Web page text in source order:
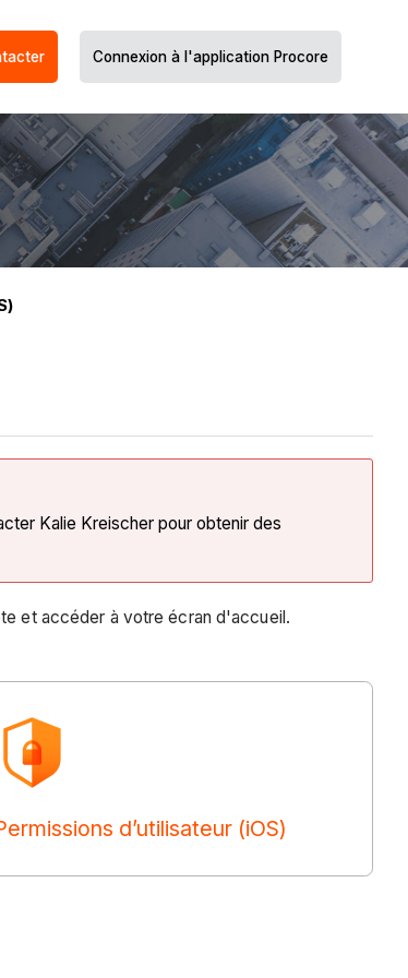
Connexion à l'application Procore
Kalie Kreischer pour obtenir des
et accéder à votre écran d'accueil.
d’utilisateur (iOS)